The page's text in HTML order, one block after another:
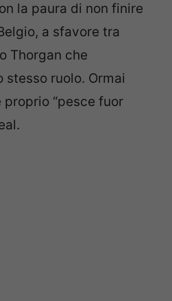
la paura di non finire
a sfavore tra
Thorgan che
ruolo. Ormai
proprio “pesce fuor